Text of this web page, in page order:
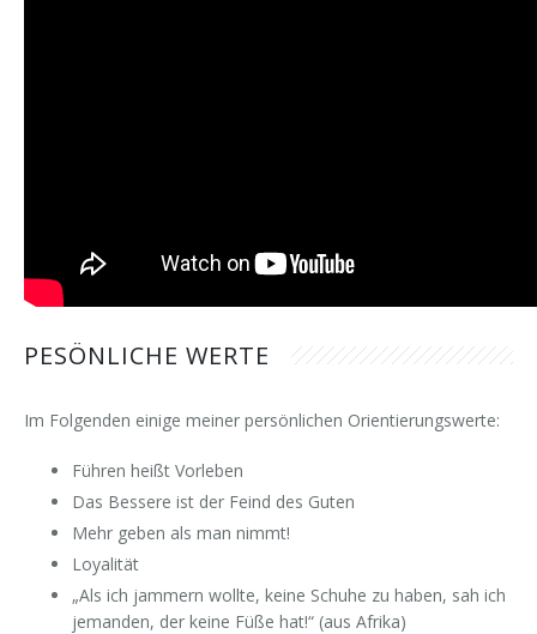
PESÖNLICHE WERTE
Im Folgenden einige meiner persönlichen Orientierungswerte:
Führen heißt Vorleben
Das Bessere ist der Feind des Guten
Mehr geben als man nimmt!
Loyalität
„Als ich jammern wollte, keine Schuhe zu haben, sah ich
jemanden, der keine Füße hat!“ (aus Afrika)